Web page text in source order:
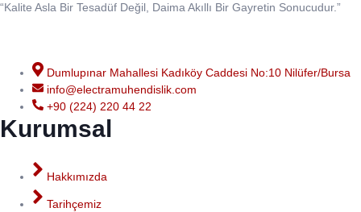
“Kalite Asla Bir Tesadüf Değil, Daima Akıllı Bir Gayretin Sonucudur.”
Dumlupınar Mahallesi Kadıköy Caddesi No:10 Nilüfer/Bursa
info@electramuhendislik.com
+90 (224) 220 44 22
Kurumsal
Hakkımızda
Tarihçemiz